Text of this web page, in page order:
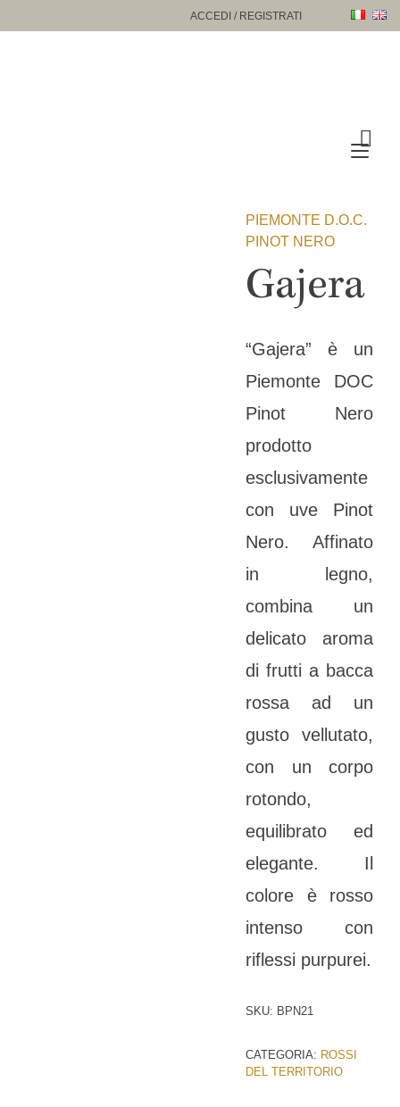
al
ACCEDI / REGISTRATI
PIEMONTE D.O.C.
PINOT NERO
Gajera
“Gajera” è un
Piemonte DOC
Pinot Nero
prodotto
esclusivamente
con uve Pinot
Nero. Affinato
in legno,
combina un
delicato aroma
di frutti a bacca
rossa ad un
gusto vellutato,
con un corpo
rotondo,
equilibrato ed
elegante. Il
colore è rosso
intenso con
riflessi purpurei.
SKU: BPN21
CATEGORIA: ROSSI
DEL TERRITORIO